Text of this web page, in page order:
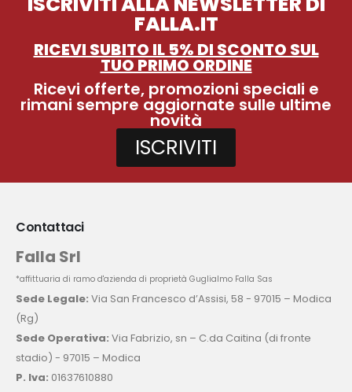
FALLA.IT
RICEVI SUBITO IL 5% DI SCONTO SUL
TUO PRIMO ORDINE
Ricevi offerte, promozioni speciali e
rimani sempre aggiornate sulle ultime
novità
ISCRIVITI
Contattaci
Falla Srl
*affittuaria di ramo d'azienda di proprietà Guglialmo Falla Sas
Sede Legale: Via San Francesco d’Assisi, 58 - 97015 – Modica
(Rg)
Sede Operativa: Via Fabrizio, sn – C.da Caitina (di fronte
stadio) - 97015 – Modica
P. Iva: 01637610880